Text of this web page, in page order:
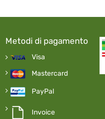
Metodi di pagamento
Visa
Mastercard
PayPal
Invoice